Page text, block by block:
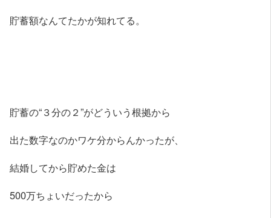
貯蓄額なんてたかが知れてる。
貯蓄の“３分の２”がどういう根拠から
出た数字なのかワケ分からんかったが、
結婚してから貯めた金は
500万ちょいだったから